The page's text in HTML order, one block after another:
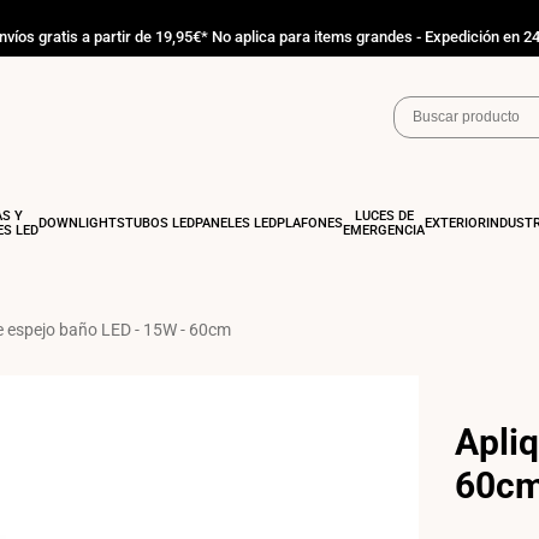
gratis a partir de 19,95€* No aplica para items grandes - Expedición en
Y
LEDDOWNLIGHTSTUBOS LEDPANELES LEDPLAFONES
LUCES DE
EMERGENCIAEXTERIOR
espejo baño LED - 15W - 60cm